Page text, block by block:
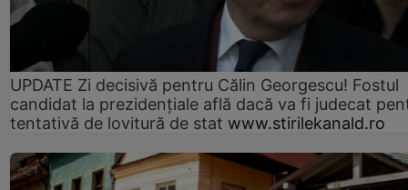
UPDATE Zi decisivă pentru Călin Georgescu! Fostul
candidat la prezidențiale află dacă va fi judecat
tentativă de lovitură de stat www.stirilekanald.ro